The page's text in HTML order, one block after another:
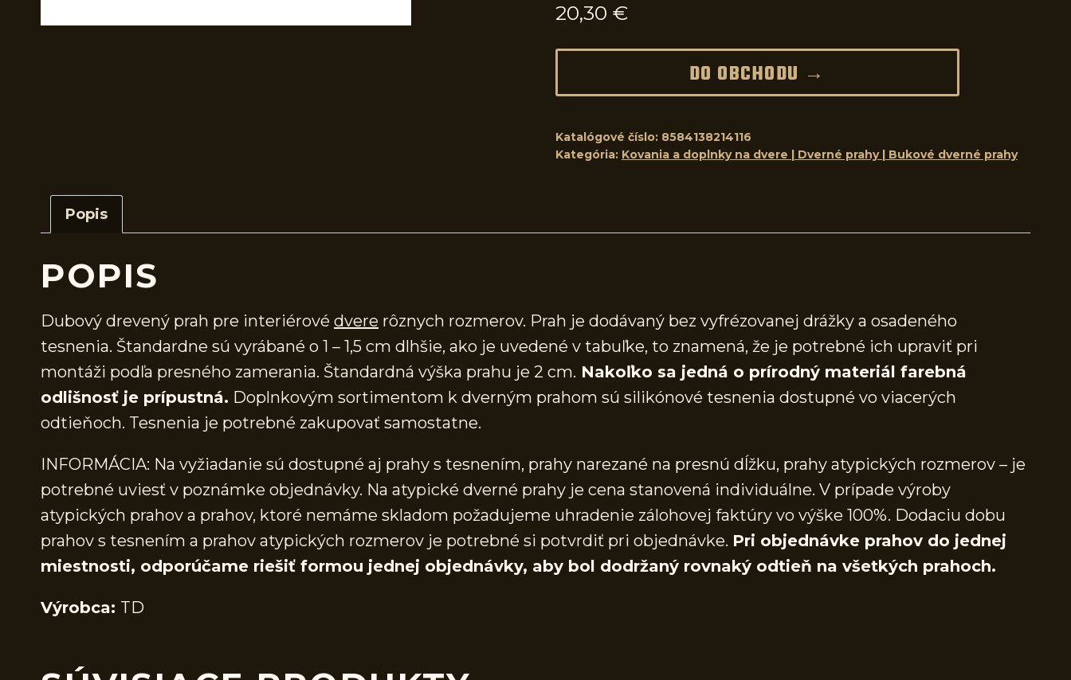
20,30 €
DO OBCHODU →
Katalógové číslo: 8584138214116
Kategória: Kovania a doplnky na dvere | Dverné prahy | Bukové dverné prahy
Popis
POPIS
Dubový drevený prah pre interiérové dvere rôznych rozmerov. Prah je dodávaný bez vyfrézovanej drážky a osadeného
tesnenia. Štandardne sú vyrábané o 1 – 1,5 cm dlhšie, ako je uvedené v tabuľke, to znamená, že je potrebné ich upraviť pri
montáži podľa presného zamerania. Štandardná výška prahu je 2 cm. Nakoľko sa jedná o prírodný materiál farebná
odlišnosť je prípustná. Doplnkovým sortimentom k dverným prahom sú silikónové tesnenia dostupné vo viacerých
odtieňoch. Tesnenia je potrebné zakupovať samostatne.
INFORMÁCIA: Na vyžiadanie sú dostupné aj prahy s tesnením, prahy narezané na presnú dĺžku, prahy atypických rozmerov – je
potrebné uviesť v poznámke objednávky. Na atypické dverné prahy je cena stanovená individuálne. V prípade výroby
atypických prahov a prahov, ktoré nemáme skladom požadujeme uhradenie zálohovej faktúry vo výške 100%. Dodaciu dobu
prahov s tesnením a prahov atypických rozmerov je potrebné si potvrdiť pri objednávke. Pri objednávke prahov do jednej
miestnosti, odporúčame riešiť formou jednej objednávky, aby bol dodržaný rovnaký odtieň na všetkých prahoch.
Výrobca: TD